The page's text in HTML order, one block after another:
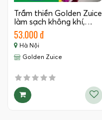
Trầm thiền Golden Zuice
làm sạch không khí,…
53.000 đ
Hà Nội
Golden Zuice